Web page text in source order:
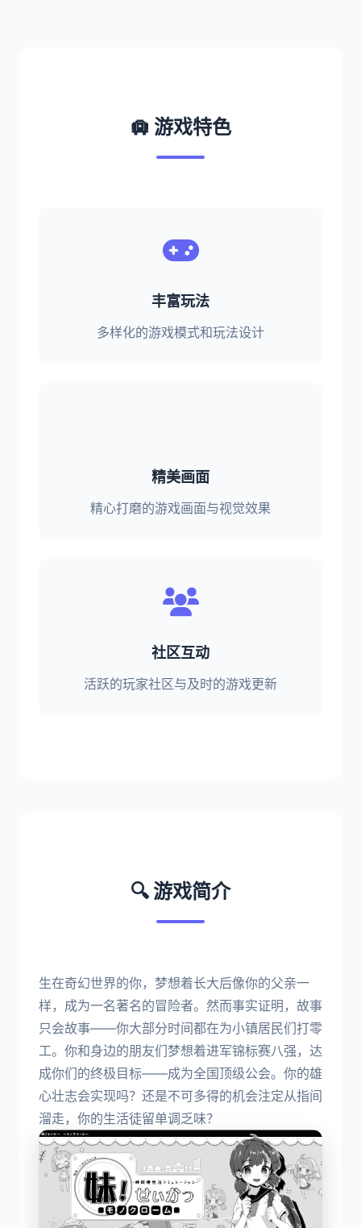
🛄 游戏特色
丰富玩法
多样化的游戏模式和玩法设计
精美画面
精心打磨的游戏画面与视觉效果
社区互动
活跃的玩家社区与及时的游戏更新
🔍 游戏简介
生在奇幻世界的你，梦想着长大后像你的父亲一
样，成为一名著名的冒险者。然而事实证明，故事
只会故事——你大部分时间都在为小镇居民们打零
工。你和身边的朋友们梦想着进军锦标赛八强，达
成你们的终极目标——成为全国顶级公会。你的雄
心壮志会实现吗？还是不可多得的机会注定从指间
溜走，你的生活徒留单调乏味？